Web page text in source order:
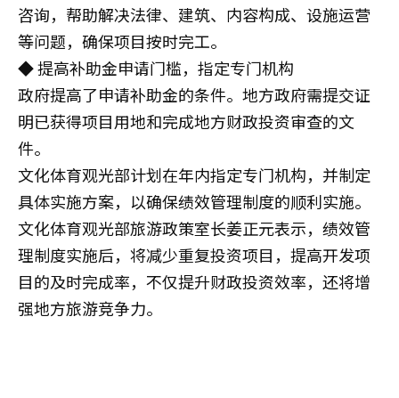
咨询，帮助解决法律、建筑、内容构成、设施运营
等问题，确保项目按时完工。
◆ 提高补助金申请门槛，指定专门机构
政府提高了申请补助金的条件。地方政府需提交证
明已获得项目用地和完成地方财政投资审查的文
件。
文化体育观光部计划在年内指定专门机构，并制定
具体实施方案，以确保绩效管理制度的顺利实施。
文化体育观光部旅游政策室长姜正元表示，绩效管
理制度实施后，将减少重复投资项目，提高开发项
目的及时完成率，不仅提升财政投资效率，还将增
强地方旅游竞争力。